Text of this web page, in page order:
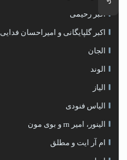
اکبر رحیمی
اکبر گلپایگانی و امیراحسان فدایی
الجان
الوند
الیاز
الیاس فنودی
الینور، امیر rn و بوی مون
ام آر ایت و مطلق